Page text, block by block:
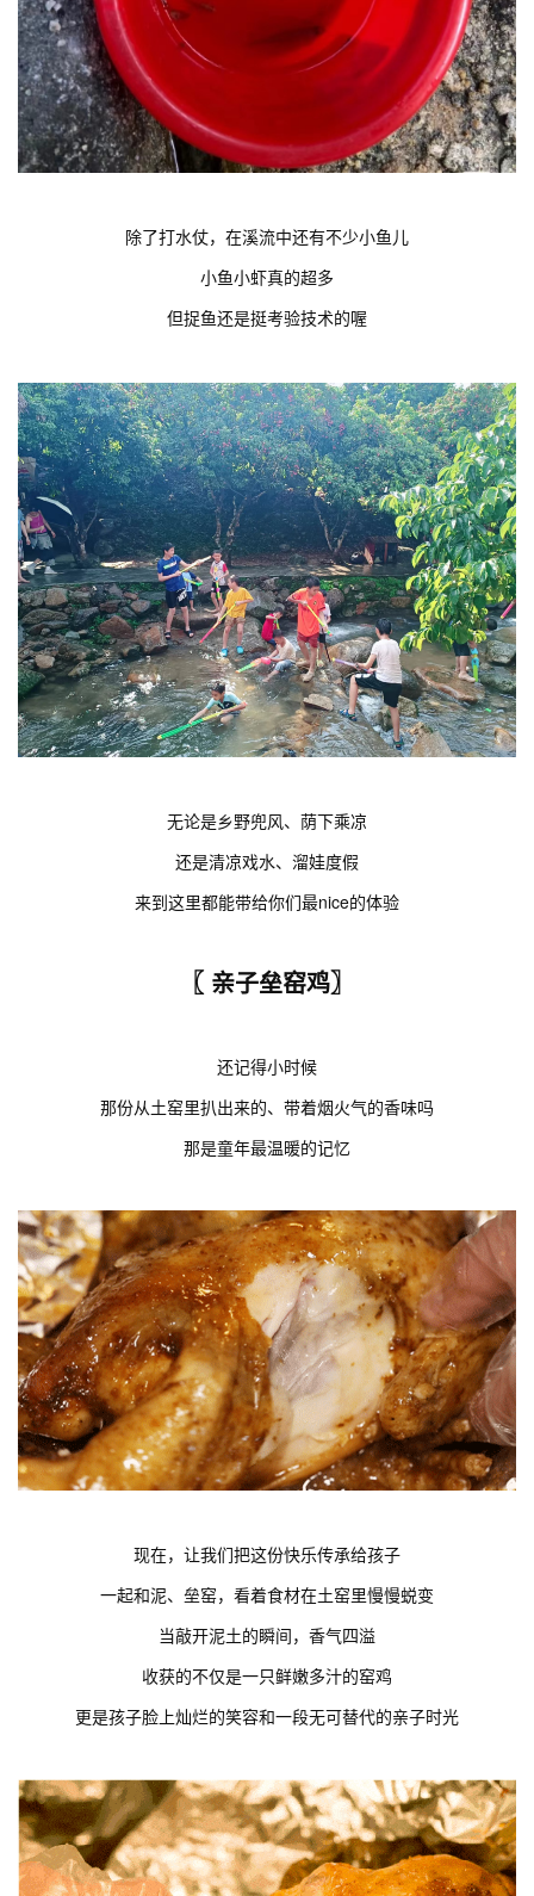
除了打水仗，在溪流中还有不少小鱼儿
小鱼小虾真的超多
但捉鱼还是挺考验技术的喔
无论是乡野兜风、荫下乘凉
还是清凉戏水、溜娃度假
来到这里都能带给你们最nice的体验
〖 亲子垒窑鸡〗
还记得小时候
那份从土窑里扒出来的、带着烟火气的香味吗
那是童年最温暖的记忆
现在，让我们把这份快乐传承给孩子
一起和泥、垒窑，看着食材在土窑里慢慢蜕变
当敲开泥土的瞬间，香气四溢
收获的不仅是一只鲜嫩多汁的窑鸡
更是孩子脸上灿烂的笑容和一段无可替代的亲子时光